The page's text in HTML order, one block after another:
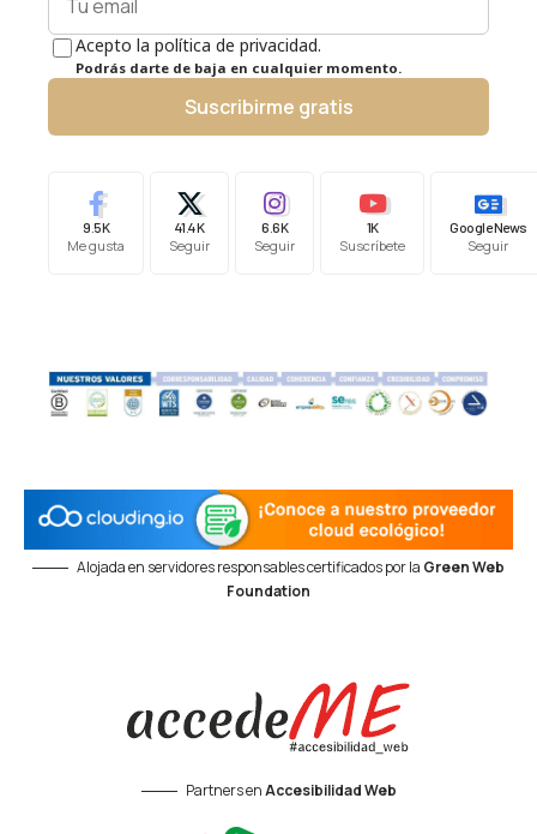
Acepto la política de privacidad.
Podrás darte de baja en cualquier momento.
Suscribirme gratis
9.5K
Me gusta
41.4K
Seguir
6.6K
Seguir
1K
Suscríbete
Google News
Seguir
Alojada en servidores responsables certificados por la Green Web
Foundation
Partners enAccesibilidad Web